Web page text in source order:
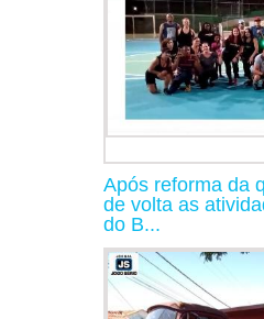
Após reforma da
de volta as
do B...